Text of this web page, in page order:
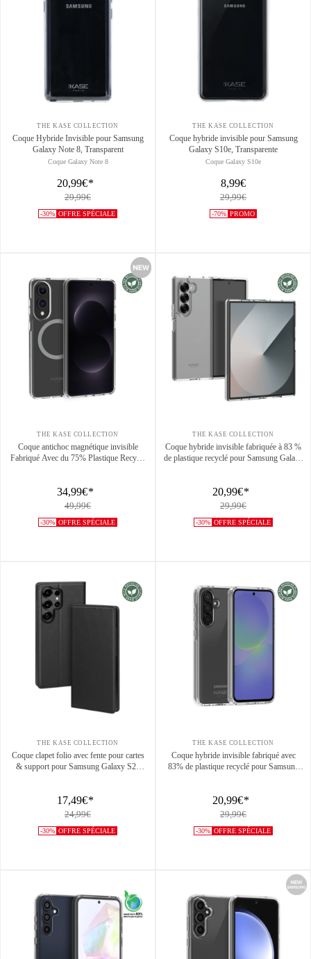
THE KASE COLLECTION
Coque Hybride Invisible pour Samsung
Galaxy Note 8, Transparent
Coque Galaxy Note 8
20,99€*
29,99€
-30% OFFRE SPÉCIALE
THE KASE COLLECTION
Coque hybride invisible pour Samsung
Galaxy S10e, Transparente
Coque Galaxy S10e
8,99€
29,99€
-70% PROMO
THE KASE COLLECTION
Coque antichoc magnétique invisible
Fabriqué Avec du 75% Plastique Recyclé
34,99€*
49,99€
-30% OFFRE SPÉCIALE
THE KASE COLLECTION
Coque hybride invisible fabriquée à 83 %
de plastique recyclé pour Samsung Galaxy
20,99€*
29,99€
-30% OFFRE SPÉCIALE
THE KASE COLLECTION
Coque clapet folio avec fente pour cartes
& support pour Samsung Galaxy S25
17,49€*
24,99€
-30% OFFRE SPÉCIALE
THE KASE COLLECTION
Coque hybride invisible fabriqué avec
83% de plastique recyclé pour Samsung
20,99€*
29,99€
-30% OFFRE SPÉCIALE